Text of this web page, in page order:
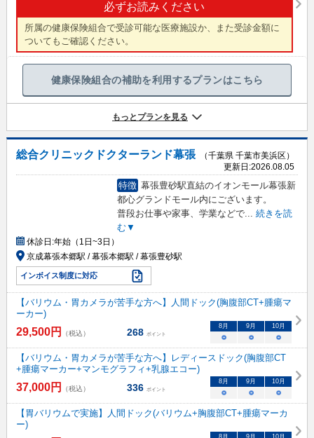
必ずお読みください
所属の健康保険組合で受診可能な医療施設か、また受診金額に
ついてもご確認ください。
健康保険組合の補助を利用するプランはこちら
もっとプランを見る
総合クリニックドクターランド幕張
（千葉県 千葉市美浜区）
更新日:2026.08.05
特徴 幕張豊砂駅直結のイオンモール幕張新
都心グランドモール内にございます。
普段お仕事や家事、学業などで...
続きを読
む▼
休診日:年始（1日~3日）
京成幕張本郷駅 / 幕張本郷駅 / 幕張豊砂駅
インボイス制度に対応
【バリウム・胃カメラが苦手な方へ】人間ドック(胸腹部CT+腫瘍マ
ーカー)
29,500円 （税込） 268 ポイント
8 月 9 月 10月
○ ○ ○
【バリウム・胃カメラが苦手な方へ】レディースドック(胸腹部CT
+腫瘍マーカー+マンモグラフィ+乳腺エコー)
37,000円 （税込） 336 ポイント
8 月 9 月 10月
○ ○ ○
【胃バリウムで実施】人間ドック(バリウム+胸腹部CT+腫瘍マーカ
ー)
8 月 9 月 10月